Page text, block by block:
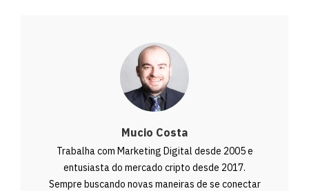
Mucio Costa
Trabalha com Marketing Digital desde 2005 e
entusiasta do mercado cripto desde 2017.
Sempre buscando novas maneiras de se conectar